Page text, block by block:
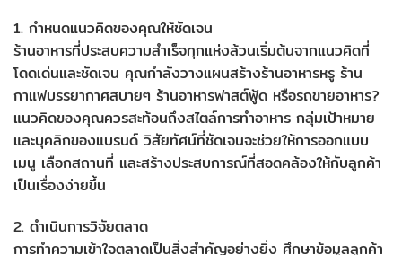
1. กำหนดแนวคิดของคุณให้ชัดเจน
ร้านอาหารที่ประสบความสำเร็จทุกแห่งล้วนเริ่มต้นจากแนวคิดที่
โดดเด่นและชัดเจน คุณกำลังวางแผนสร้างร้านอาหารหรู ร้าน
กาแฟบรรยากาศสบายๆ ร้านอาหารฟาสต์ฟู้ด หรือรถขายอาหาร?
แนวคิดของคุณควรสะท้อนถึงสไตล์การทำอาหาร กลุ่มเป้าหมาย
และบุคลิกของแบรนด์ วิสัยทัศน์ที่ชัดเจนจะช่วยให้การออกแบบ
เมนู เลือกสถานที่ และสร้างประสบการณ์ที่สอดคล้องให้กับลูกค้า
เป็นเรื่องง่ายขึ้น
2. ดำเนินการวิจัยตลาด
การทำความเข้าใจตลาดเป็นสิ่งสำคัญอย่างยิ่ง ศึกษาข้อมูลลูกค้า